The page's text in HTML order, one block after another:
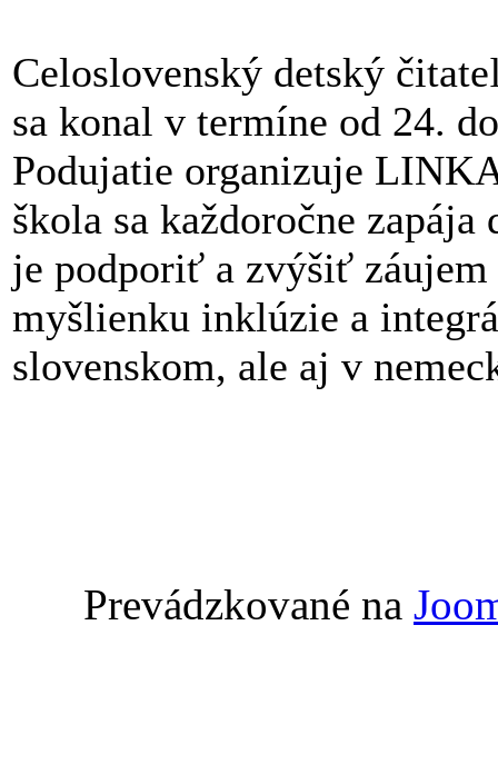
Celoslovenský detský
sa konal v termíne od 24.
Podujatie organizuje
škola sa každoročne
je podporiť a zvýšiť
myšlienku inklúzie a
slovenskom, ale aj v
Prevádzkované na